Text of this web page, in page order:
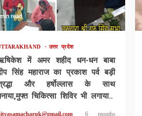
read
उत्तर प्रदेश
में अमर शहीद धन-धन बाबा
सिंह महाराज का प्रकाश पर्व बड़ी
और हर्षोल्लास के साथ
चिकित्सा शिविर भी लगाया..
6 months